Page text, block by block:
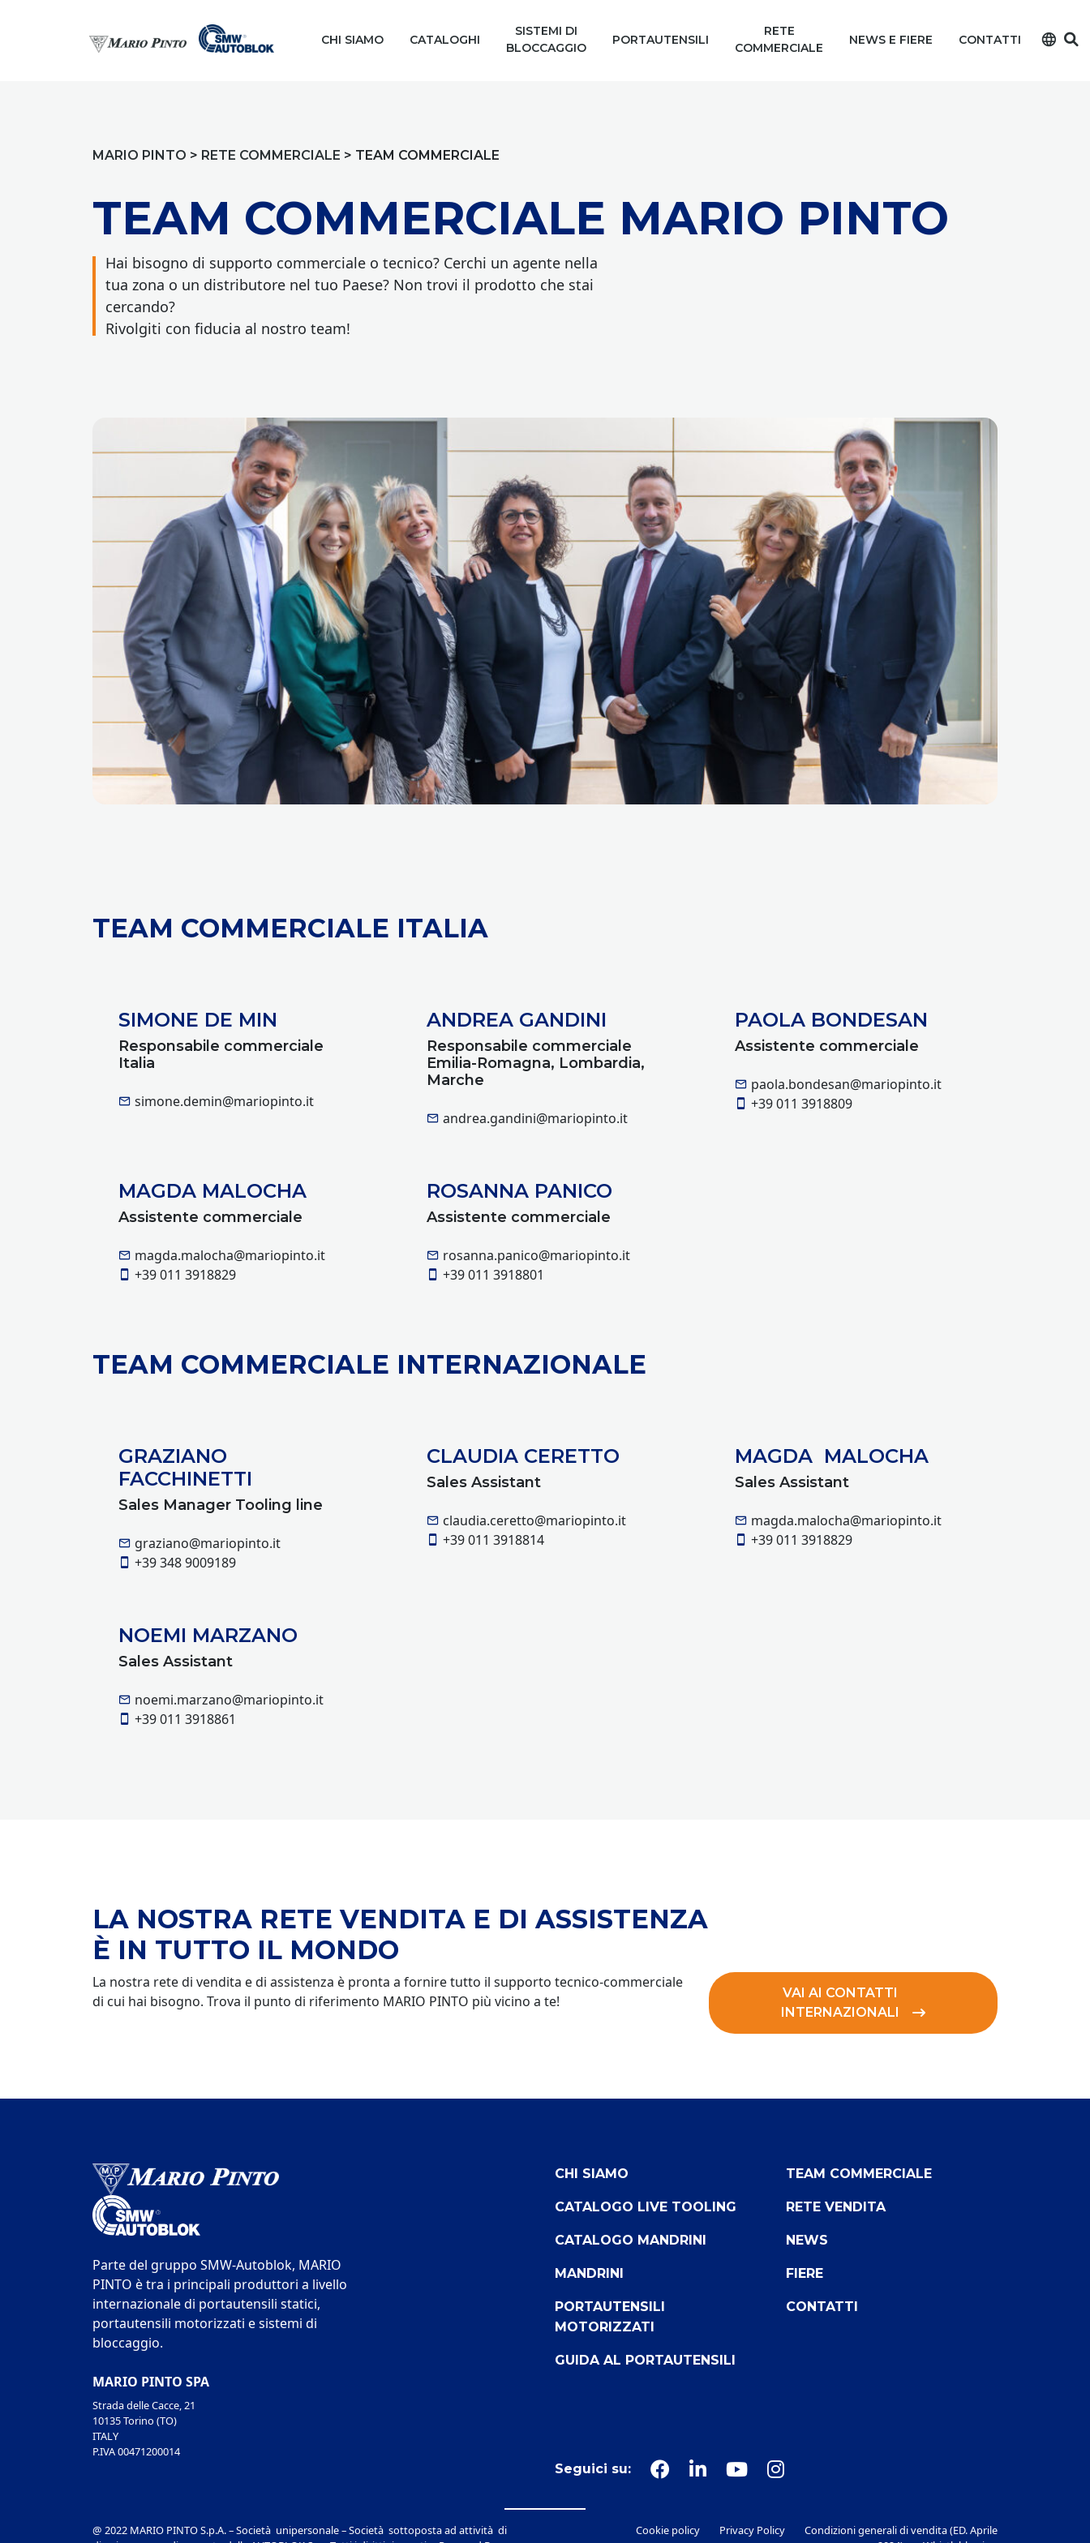
CHI SIAMO CATALOGHI
SISTEMI DI
BLOCCAGGIO
PORTAUTENSILI
RETE
COMMERCIALE
NEWS E FIERE CONTATTI language
MARIO PINTO > RETE COMMERCIALE > TEAM COMMERCIALE
TEAM COMMERCIALE MARIO PINTO
Hai bisogno di supporto commerciale o tecnico? Cerchi un agente nella
tua zona o un distributore nel tuo Paese? Non trovi il prodotto che stai
cercando?
Rivolgiti con fiducia al nostro team!
TEAM COMMERCIALE ITALIA
SIMONE DE MIN
Responsabile commerciale
Italia
simone.demin@mariopinto.it
ANDREA GANDINI
Responsabile commerciale
Emilia-Romagna, Lombardia,
Marche
andrea.gandini@mariopinto.it
PAOLA BONDESAN
Assistente commerciale
paola.bondesan@mariopinto.it
+39 011 3918809
MAGDA MALOCHA
Assistente commerciale
magda.malocha@mariopinto.it
+39 011 3918829
ROSANNA PANICO
Assistente commerciale
rosanna.panico@mariopinto.it
+39 011 3918801
TEAM COMMERCIALE INTERNAZIONALE
GRAZIANO
FACCHINETTI
Sales Manager Tooling line
graziano@mariopinto.it
+39 348 9009189
CLAUDIA CERETTO
Sales Assistant
claudia.ceretto@mariopinto.it
+39 011 3918814
MAGDA MALOCHA
Sales Assistant
magda.malocha@mariopinto.it
+39 011 3918829
NOEMI MARZANO
Sales Assistant
noemi.marzano@mariopinto.it
+39 011 3918861
LA NOSTRA RETE VENDITA E DI ASSISTENZA
È IN TUTTO IL MONDO
La nostra rete di vendita e di assistenza è pronta a fornire tutto il supporto tecnico-commerciale
di cui hai bisogno. Trova il punto di riferimento MARIO PINTO più vicino a te!
VAI AI CONTATTI
INTERNAZIONALI
Parte del gruppo SMW-Autoblok, MARIO
PINTO è tra i principali produttori a livello
internazionale di portautensili statici,
portautensili motorizzati e sistemi di
bloccaggio.
MARIO PINTO SPA
Strada delle Cacce, 21
10135 Torino (TO)
ITALY
P.IVA 00471200014
CHI SIAMO
CATALOGO LIVE TOOLING
CATALOGO MANDRINI
MANDRINI
PORTAUTENSILI
MOTORIZZATI
GUIDA AL PORTAUTENSILI
TEAM COMMERCIALE
RETE VENDITA
NEWS
FIERE
CONTATTI
Seguici su:
@ 2022 MARIO PINTO S.p.A. – Società unipersonale – Società sottoposta ad attività di
Cookie policy Privacy Policy
Condizioni generali di vendita (ED. Aprile